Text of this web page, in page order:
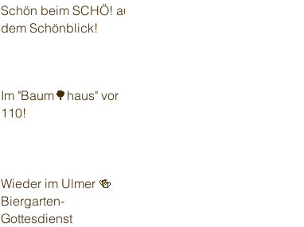
Schön beim SCHÖ! auf
dem Schönblick!
Im "Baum🌳haus" vor
110!
Wieder im Ulmer 🍻
Biergarten-
Gottesdienst